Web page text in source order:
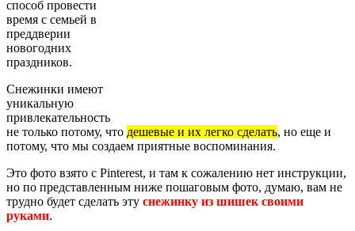
способ провести
время с семьей в
преддверии
новогодних
праздников.
Снежинки имеют
уникальную
привлекательность
не только потому, что дешевые и их легко сделать, но еще и
потому, что мы создаем приятные воспоминания.
Это фото взято с Pinterest, и там к сожалению нет инструкции,
но по представленным ниже пошаговым фото, думаю, вам не
трудно будет сделать эту снежинку из шишек своими
руками.